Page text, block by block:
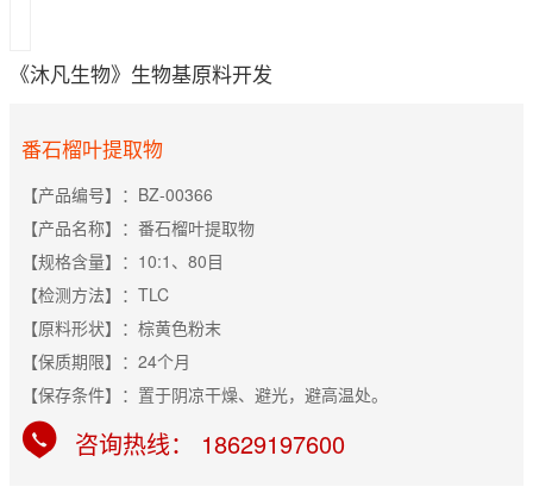
《沐凡生物》生物基原料开发
番石榴叶提取物
【产品编号】：BZ-00366
【产品名称】：番石榴叶提取物
【规格含量】：10:1、80目
【检测方法】：TLC
【原料形状】：棕黄色粉末
【保质期限】：24个月
【保存条件】：置于阴凉干燥、避光，避高温处。
咨询热线： 18629197600